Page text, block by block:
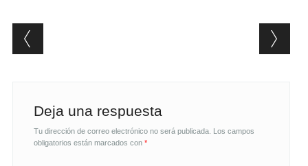
Post navigation
Deja una respuesta
Tu dirección de correo electrónico no será publicada. Los campos
obligatorios están marcados con *